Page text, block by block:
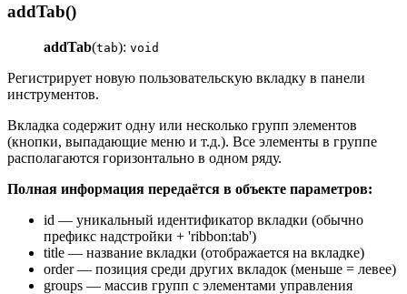
addTab()
addTab(tab): void
Регистрирует новую пользовательскую вкладку в панели
инструментов.
Вкладка содержит одну или несколько групп элементов
(кнопки, выпадающие меню и т.д.). Все элементы в группе
располагаются горизонтально в одном ряду.
Полная информация передаётся в объекте параметров:
id — уникальный идентификатор вкладки (обычно
префикс надстройки + 'ribbon:tab')
title — название вкладки (отображается на вкладке)
order — позиция среди других вкладок (меньше = левее)
groups — массив групп с элементами управления